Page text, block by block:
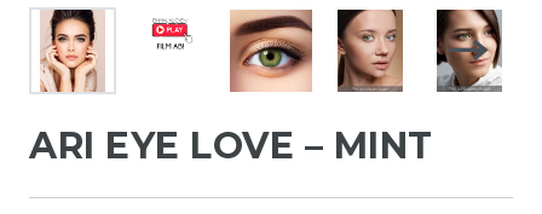
ARI EYE LOVE – MINT